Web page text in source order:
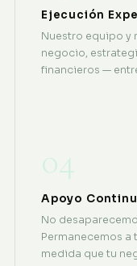
Ejecución
Nuestro equipo y
negocio,
financieros —
04
Apoyo
No
Permanecemos
medida que tu